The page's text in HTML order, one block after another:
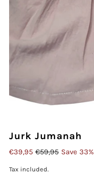
Jurk Jumanah
€39,95 €59,95 Save 33%
Tax included.